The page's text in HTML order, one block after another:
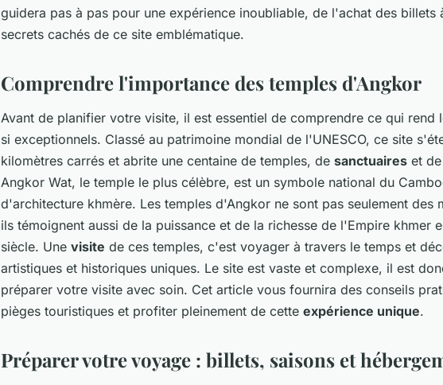
guidera pas à pas pour une expérience inoubliable, de l'achat des billets
secrets cachés de ce site emblématique.
Comprendre l'importance des temples d'Angkor
Avant de planifier votre visite, il est essentiel de comprendre ce qui rend
si exceptionnels. Classé au patrimoine mondial de l'UNESCO, ce site
kilomètres carrés et abrite une centaine de temples, de sanctuaires et
Angkor Wat, le temple le plus célèbre, est un symbole national du
d'architecture khmère. Les temples d'Angkor ne sont pas seulement des
ils témoignent aussi de la puissance et de la richesse de l'Empire khmer
siècle. Une visite de ces temples, c'est voyager à travers le temps et
artistiques et historiques uniques. Le site est vaste et complexe, il est
préparer votre visite avec soin. Cet article vous fournira des conseils
pièges touristiques et profiter pleinement de cette expérience unique.
Préparer votre voyage : billets, saisons et